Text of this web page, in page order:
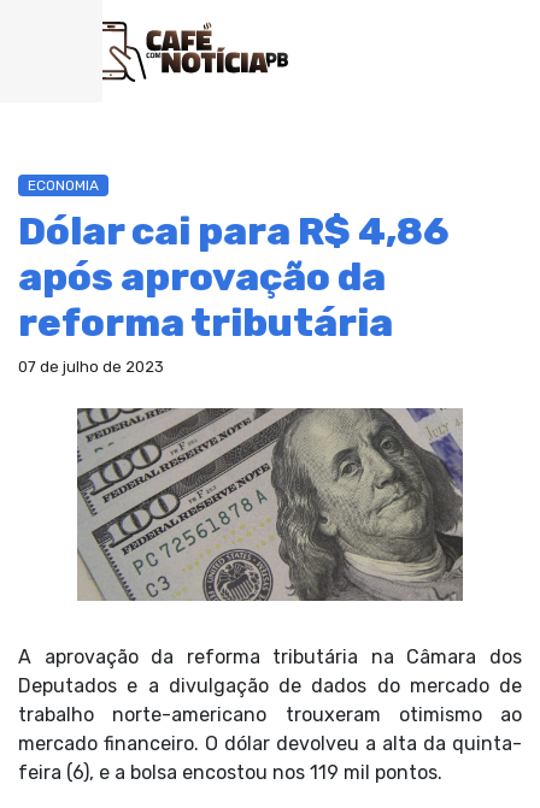
ECONOMIA
Dólar cai para R$ 4,86
após aprovação da
reforma tributária
07 de julho de 2023
A aprovação da reforma tributária na Câmara dos
Deputados e a divulgação de dados do mercado de
trabalho norte-americano trouxeram otimismo ao
mercado financeiro. O dólar devolveu a alta da quinta-
feira (6), e a bolsa encostou nos 119 mil pontos.